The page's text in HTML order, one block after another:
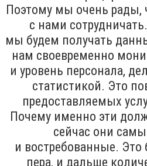
Поэтому мы очень рады,
с нами
мы будем получать
нам своевременно
и уровень персонала,
статистикой. Это
предоставляемых
Почему именно эти
сейчас они
и востребованные. Это
пера, и дальше